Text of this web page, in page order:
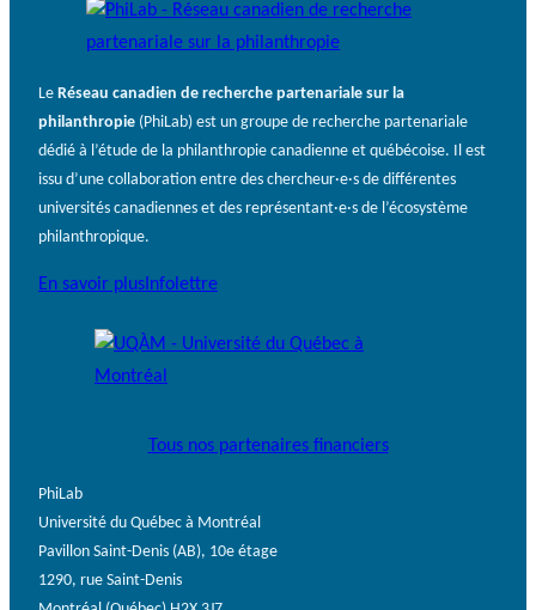
Le Réseau canadien de recherche partenariale sur la
philanthropie (PhiLab) est un groupe de recherche partenariale
dédié à l’étude de la philanthropie canadienne et québécoise. Il est
issu d’une collaboration entre des chercheur·e·s de différentes
universités canadiennes et des représentant·e·s de l’écosystème
philanthropique.
En savoir plus Infolettre
Tous nos partenaires financiers
PhiLab
Université du Québec à Montréal
Pavillon Saint-Denis (AB), 10e étage
1290, rue Saint-Denis